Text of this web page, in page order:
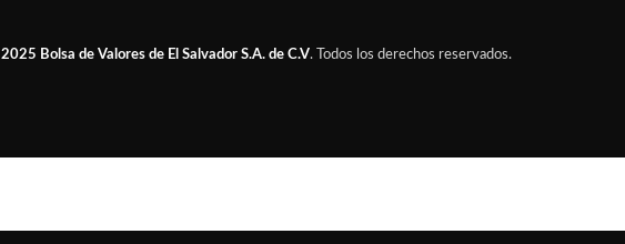
Bolsa de Valores de El Salvador S.A. de C.V. Todos los derechos reservados.